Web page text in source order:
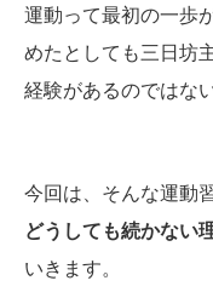
運動って最初の一歩
めたとしても三日坊
経験があるのではな
今回は、そんな運動
どうしても続かない
いきます。